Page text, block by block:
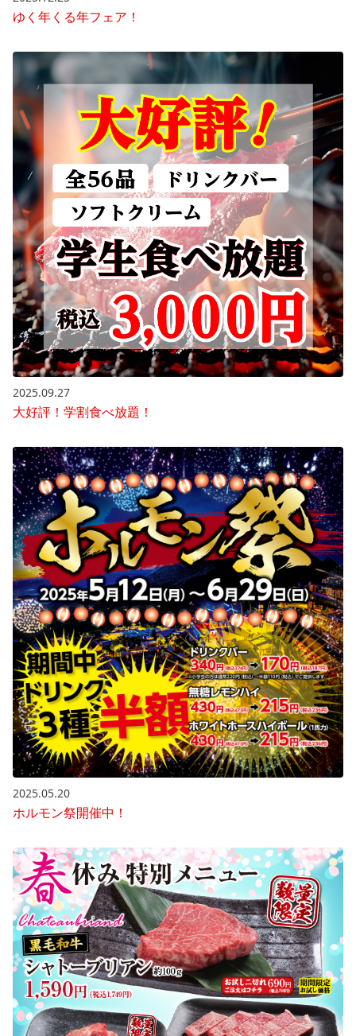
ゆく年くる年フェア！
2025.09.27
大好評！学割食べ放題！
2025.05.20
ホルモン祭開催中！